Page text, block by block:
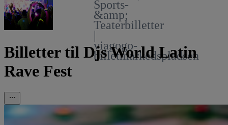
Sports-
&amp;
Teaterbilletter
|
viagogo-
billetmarkedspladsen
Billetter til Djs World Latin
Rave Fest